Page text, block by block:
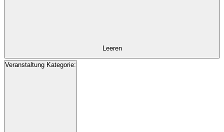
Leeren
Veranstaltung Kategorie: